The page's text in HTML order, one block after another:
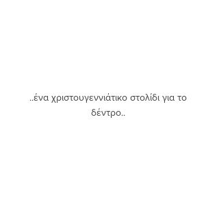
..ένα χριστουγεννιάτικο στολίδι για το
δέντρο..